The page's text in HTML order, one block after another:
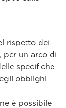
rispetto dei
per un arco di
specifiche
obblighi
è possibile